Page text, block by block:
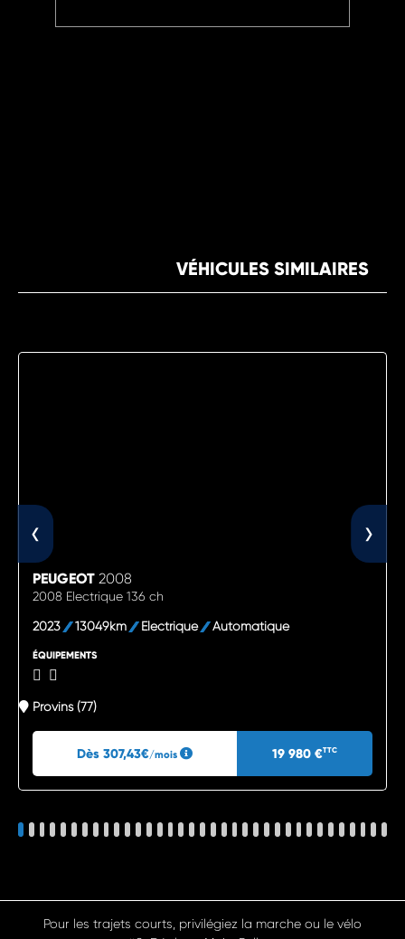
VÉHICULES SIMILAIRES
PEUGEOT 2008
2008 Electrique 136 ch
2023 13049km Electrique Automatique
ÉQUIPEMENTS
Provins (77)
Dès 307,43€/mois 19 980 €TTC
‹ ›
Pensez à covoiturer #SeDéplacerMoinsPolluer